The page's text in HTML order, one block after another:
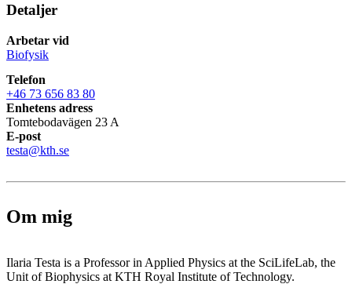
Detaljer
Arbetar vid
Biofysik
Telefon
+46 73 656 83 80
Enhetens adress
Tomtebodavägen 23 A
E-post
testa@kth.se
Om mig
Ilaria Testa is a Professor in Applied Physics at the SciLifeLab, the
Unit of Biophysics at KTH Royal Institute of Technology.